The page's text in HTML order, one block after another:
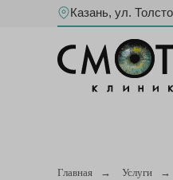
Казань, ул.
Главная → Услуги →